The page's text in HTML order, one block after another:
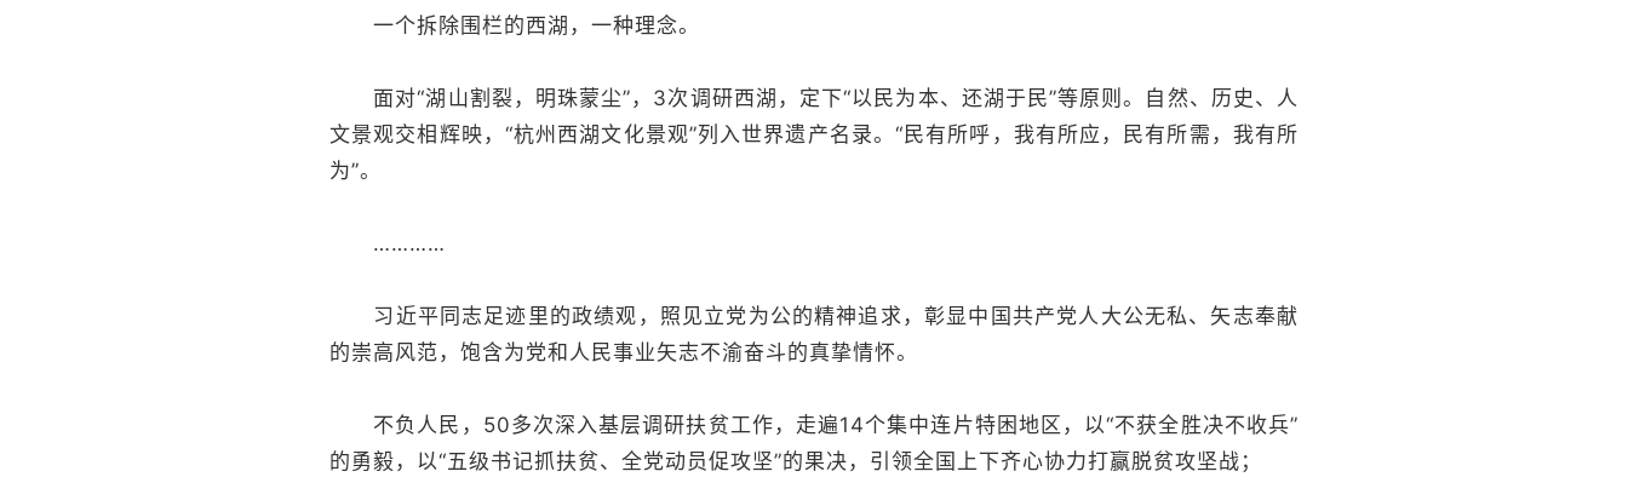
一个拆除围栏的西湖，一种理念。
面对“湖山割裂，明珠蒙尘”，3次调研西湖，定下“以民为本、还湖于民”等原则。自然、历史、人
文景观交相辉映，“杭州西湖文化景观”列入世界遗产名录。“民有所呼，我有所应，民有所需，我有所
为”。
…………
习近平同志足迹里的政绩观，照见立党为公的精神追求，彰显中国共产党人大公无私、矢志奉献
的崇高风范，饱含为党和人民事业矢志不渝奋斗的真挚情怀。
不负人民，50多次深入基层调研扶贫工作，走遍14个集中连片特困地区，以“不获全胜决不收兵”
的勇毅，以“五级书记抓扶贫、全党动员促攻坚”的果决，引领全国上下齐心协力打赢脱贫攻坚战；